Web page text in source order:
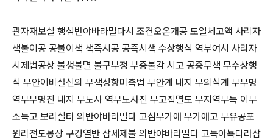
관자재보살 행심반야바라밀다시 조견오온개공 도일체고액 사리자
색불이공 공불이색 색즉시공 공즉시색 수상행식 역부여시 사리자
시제법공상 불생불멸 불구부정 부증불감 시고 공중무색 무수상행
식 무안이비설신의 무색성향미촉법 무안계 내지 무의식계 무무명
역무무명진 내지 무노사 역무노사진 무고집멸도 무지역무득 이무
소득고 보리살타 의반야바라밀다 고심무가애 무가애고 무유공포
원리전도몽상 구경열반 삼세제불 의반야바라밀다 고득아뇩다라삼